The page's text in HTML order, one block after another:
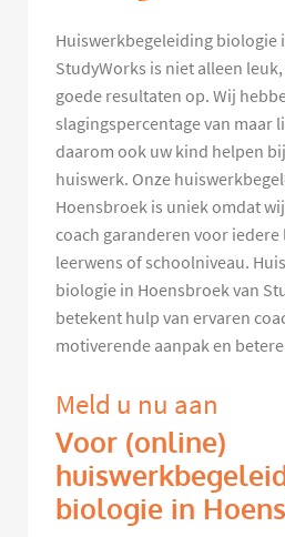
Huiswerkbegeleiding biologie
StudyWorks is niet alleen
goede resultaten op. Wij
slagingspercentage van maar
daarom ook uw kind helpen
huiswerk. Onze
Hoensbroek is uniek omdat
coach garanderen voor
leerwens of schoolniveau.
biologie in Hoensbroek van
betekent hulp van ervaren
motiverende aanpak en
Meld u nu aan
Voor (online)
biologie in